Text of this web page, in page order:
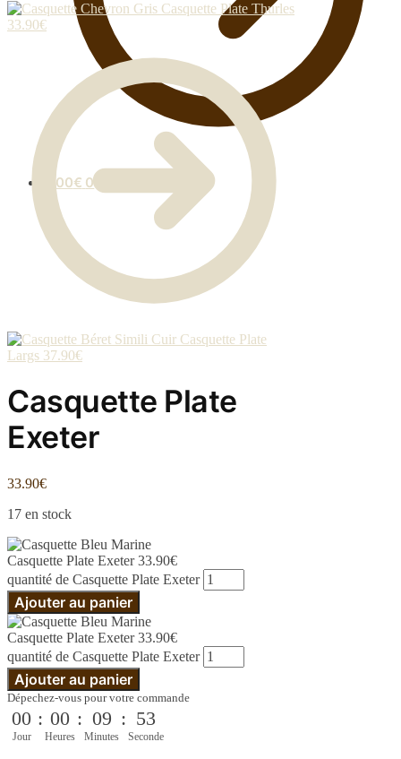
0.00€ 0
Casquette Plate Thurles
33.90€
Casquette Plate
Largs 37.90€
Casquette Plate
Exeter
33.90€
17 en stock
Casquette Plate Exeter 33.90€
quantité de Casquette Plate Exeter
Ajouter au panier
Casquette Plate Exeter 33.90€
quantité de Casquette Plate Exeter
Ajouter au panier
Dépechez-vous pour votre commande
00
Jour
: 00
Heures
: 09
Minutes
: 53
Seconde